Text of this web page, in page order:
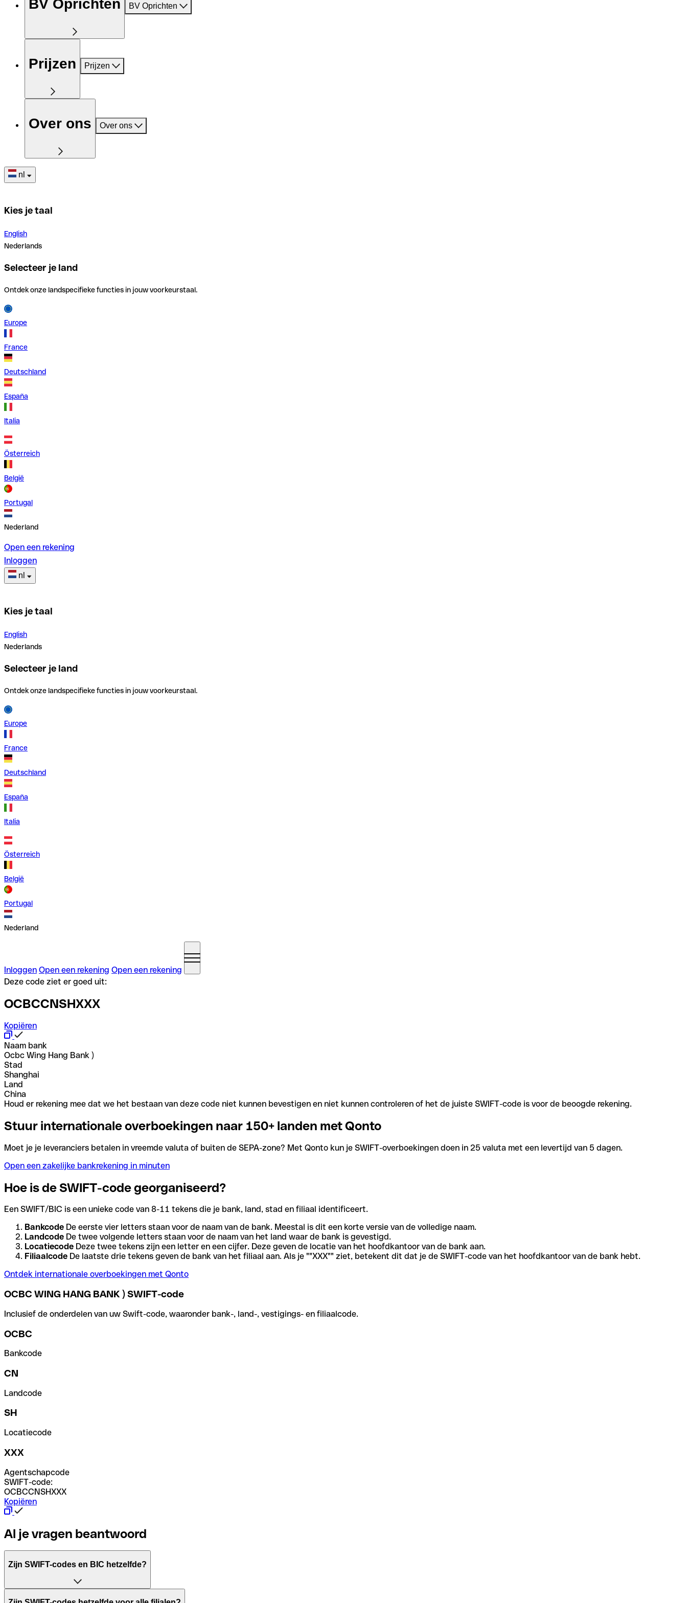
BV Oprichten BV Oprichten
Prijzen Prijzen
Over ons Over ons
nl
Kies je taal
English
Nederlands
Selecteer je land
Ontdek onze landspecifieke functies in jouw voorkeurstaal.
Europe
France
Deutschland
España
Italia
Österreich
België
Portugal
Nederland
Open een rekening
Inloggen
nl
Kies je taal
English
Nederlands
Selecteer je land
Ontdek onze landspecifieke functies in jouw voorkeurstaal.
Europe
France
Deutschland
España
Italia
Österreich
België
Portugal
Nederland
Inloggen Open een rekening Open een rekening
Deze code ziet er goed uit:
OCBCCNSHXXX
Kopiëren
Naam bank
Ocbc Wing Hang Bank )
Stad
Shanghai
Land
China
Houd er rekening mee dat we het bestaan van deze code niet kunnen bevestigen en niet kunnen controleren of het de juiste SWIFT-code is voor de beoogde rekening.
Stuur internationale overboekingen naar 150+ landen met Qonto
Moet je je leveranciers betalen in vreemde valuta of buiten de SEPA-zone? Met Qonto kun je SWIFT-overboekingen doen in 25 valuta met een levertijd van 5 dagen.
Open een zakelijke bankrekening in minuten
Hoe is de SWIFT-code georganiseerd?
Een SWIFT/BIC is een unieke code van 8-11 tekens die je bank, land, stad en filiaal identificeert.
Bankcode De eerste vier letters staan voor de naam van de bank. Meestal is dit een korte versie van de volledige naam.
Landcode De twee volgende letters staan voor de naam van het land waar de bank is gevestigd.
Locatiecode Deze twee tekens zijn een letter en een cijfer. Deze geven de locatie van het hoofdkantoor van de bank aan.
Filiaalcode De laatste drie tekens geven de bank van het filiaal aan. Als je ""XXX"" ziet, betekent dit dat je de SWIFT-code van het hoofdkantoor van de bank hebt.
Ontdek internationale overboekingen met Qonto
OCBC WING HANG BANK ) SWIFT-code
Inclusief de onderdelen van uw Swift-code, waaronder bank-, land-, vestigings- en filiaalcode.
OCBC
Bankcode
CN
Landcode
SH
Locatiecode
XXX
Agentschapcode
SWIFT-code:
OCBCCNSHXXX
Kopiëren
Al je vragen beantwoord
Zijn SWIFT-codes en BIC hetzelfde?